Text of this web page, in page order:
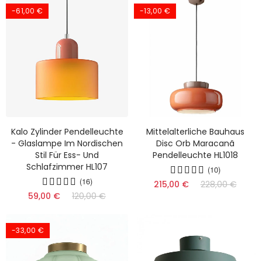
-61,00 €
Kalo Zylinder Pendelleuchte
- Glaslampe Im Nordischen
Stil Für Ess- Und
Schlafzimmer HL107
(16)
59,00 € 120,00 €
-13,00 €
Mittelalterliche Bauhaus
Disc Orb Maracanã
Pendelleuchte HL1018
(10)
215,00 € 228,00 €
-33,00 €